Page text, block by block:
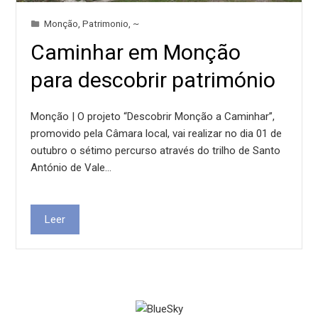
Monção ,Patrimonio ~
Caminhar em Monção
para descobrir património
Monção | O projeto “Descobrir Monção a Caminhar”,
promovido pela Câmara local, vai realizar no dia 01 de
outubro o sétimo percurso através do trilho de Santo
António de Vale…
Leer